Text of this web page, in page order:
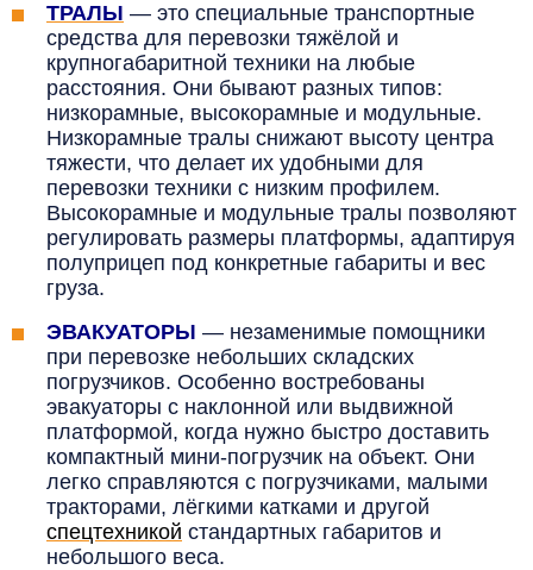
ТРАЛЫ — это специальные транспортные
средства для перевозки тяжёлой и
крупногабаритной техники на любые
расстояния. Они бывают разных типов:
низкорамные, высокорамные и модульные.
Низкорамные тралы снижают высоту центра
тяжести, что делает их удобными для
перевозки техники с низким профилем.
Высокорамные и модульные тралы позволяют
регулировать размеры платформы, адаптируя
полуприцеп под конкретные габариты и вес
груза.
ЭВАКУАТОРЫ — незаменимые помощники
при перевозке небольших складских
погрузчиков. Особенно востребованы
эвакуаторы с наклонной или выдвижной
платформой, когда нужно быстро доставить
компактный мини-погрузчик на объект. Они
легко справляются с погрузчиками, малыми
тракторами, лёгкими катками и другой
спецтехникой стандартных габаритов и
небольшого веса.